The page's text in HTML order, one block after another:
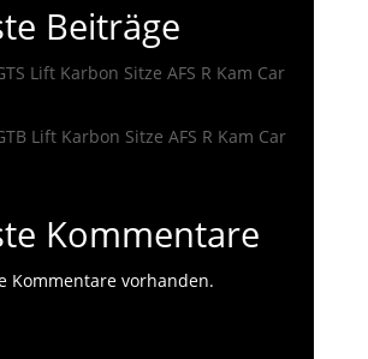
Beiträge
Lift Karbon Sitze AFS R Kam Car
Lift Karbon Sitze AFS R Kam Car
Kommentare
Kommentare vorhanden.